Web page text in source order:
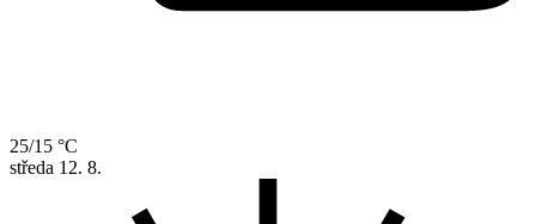
25/15 °C
středa 12. 8.